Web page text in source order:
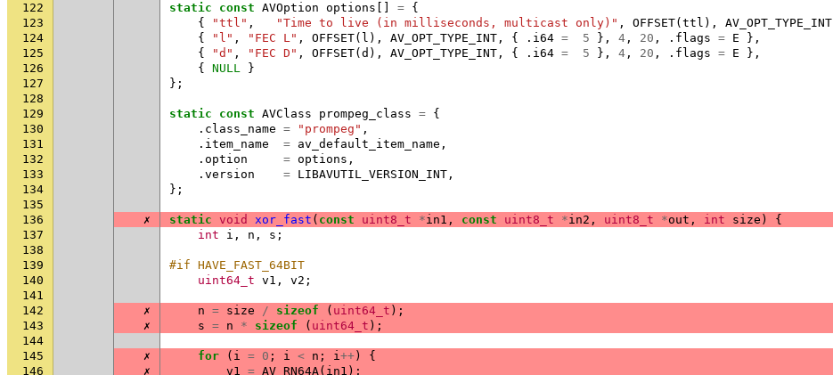
122
static const AVOption options = {
123
{ "ttl" , "Time to live (in milliseconds, multicast only)" , OFFSET( ttl ), AV_OPT_TYPE_INT
124
{ "l" , "FEC L" , OFFSET( l ), AV_OPT_TYPE_INT , { . i64 = 5 }, 4 , 20 , . flags = E
},
125
{ "d" , "FEC D" , OFFSET( d ), AV_OPT_TYPE_INT , { . i64 = 5 }, 4 , 20 , . flags = E
},
126
{ NULL
}
127
};
128
129
static const AVClass prompeg_class = {
130
. class_name = "prompeg" ,
131
. item_name = av_default_item_name ,
132
. option = options ,
133
. version = LIBAVUTIL_VERSION_INT ,
134
};
135
136
✗ static void xor_fast ( const uint8_t *in1 , const uint8_t *in2 , uint8_t *out , int size )
{
137
int i , n , s ;
138
139
#if HAVE_FAST_64BIT
140
uint64_t v1 , v2 ;
141
142
✗ n = size / sizeof ( uint64_t );
143
✗ s = n * sizeof ( uint64_t );
144
145
✗ for ( i = 0 ; i < n ; i++)
{
146
✗ v1 = AV_RN64A( in1 );